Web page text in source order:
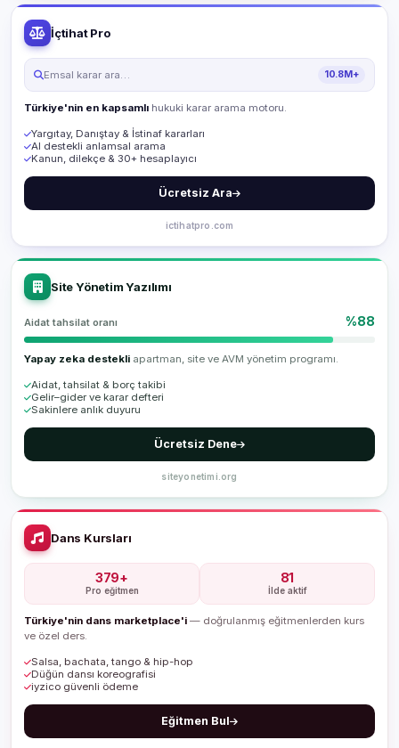
İçtihat Pro
Emsal karar ara… 10.8M+
Türkiye'nin en kapsamlı hukuki karar arama motoru.
Yargıtay, Danıştay & İstinaf kararları
AI destekli anlamsal arama
Kanun, dilekçe & 30+ hesaplayıcı
Ücretsiz Ara
ictihatpro.com
Site Yönetim Yazılımı
Aidat tahsilat oranı %88
Yapay zeka destekli apartman, site ve AVM yönetim programı.
Aidat, tahsilat & borç takibi
Gelir–gider ve karar defteri
Sakinlere anlık duyuru
Ücretsiz Dene
siteyonetimi.org
Dans Kursları
379+
Pro eğitmen
81
İlde aktif
Türkiye'nin dans marketplace'i — doğrulanmış eğitmenlerden kurs
ve özel ders.
Salsa, bachata, tango & hip-hop
Düğün dansı koreografisi
iyzico güvenli ödeme
Eğitmen Bul